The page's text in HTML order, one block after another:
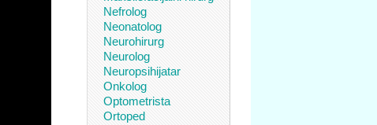
Nefrolog
Neonatolog
Neurohirurg
Neurolog
Neuropsihijatar
Onkolog
Optometrista
Ortoped